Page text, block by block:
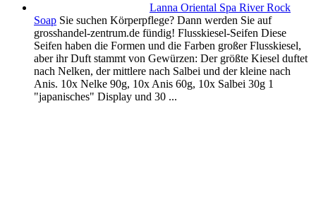
Lanna Oriental Spa River Rock
Soap Sie suchen Körperpflege? Dann werden Sie auf
grosshandel-zentrum.de fündig! Flusskiesel-Seifen Diese
Seifen haben die Formen und die Farben großer Flusskiesel,
aber ihr Duft stammt von Gewürzen: Der größte Kiesel duftet
nach Nelken, der mittlere nach Salbei und der kleine nach
Anis. 10x Nelke 90g, 10x Anis 60g, 10x Salbei 30g 1
"japanisches" Display und 30 ...